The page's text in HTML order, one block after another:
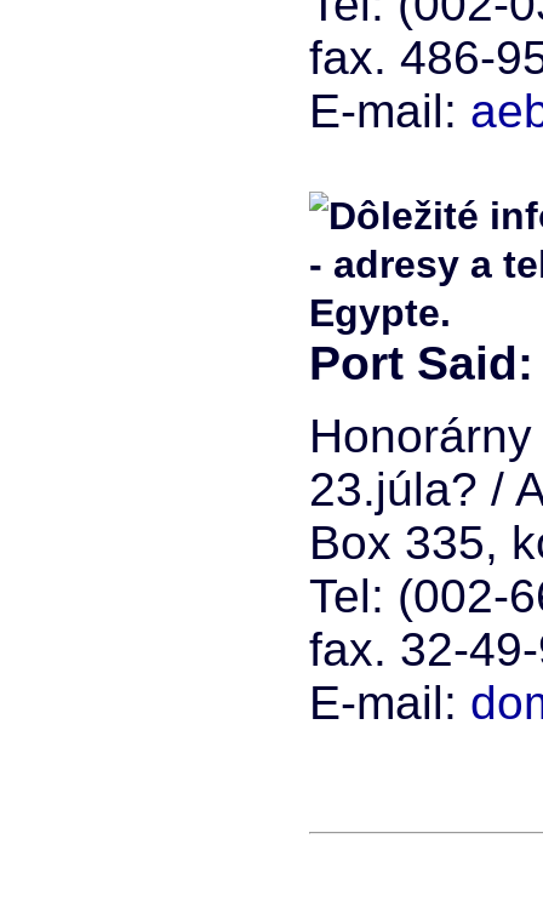
fax. 486-
E-mail:
Port Said:
23.júla? /
Box 335,
Tel: (002-
fax. 32-
E-mail: